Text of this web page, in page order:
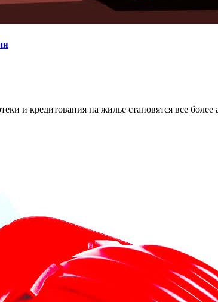
и кредитования на жилье становятся все